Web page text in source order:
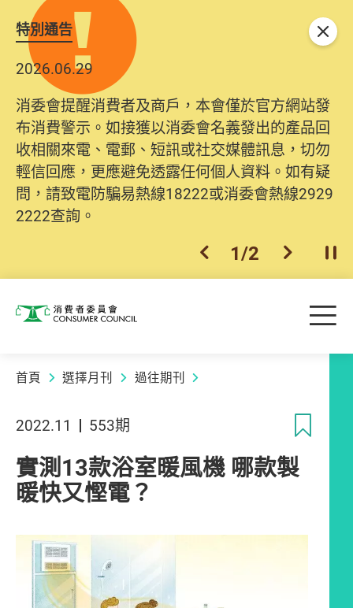
特別通告
2026.06.29
消委會提醒消費者及商戶，本會僅於官方網站發
布消費警示。如接獲以消委會名義發出的產品回
收相關來電、電郵、短訊或社交媒體訊息，切勿
輕信回應，更應避免透露任何個人資料。如有疑
問，請致電防騙易熱線18222或消委會熱線2929
2222查詢。
上一個
1/2 下一個開
關閉
消費者委員會 目
首頁 選擇月刊 過往期刊
2022.11 553期
實測13款浴室暖風機 哪款製
暖快又慳電？